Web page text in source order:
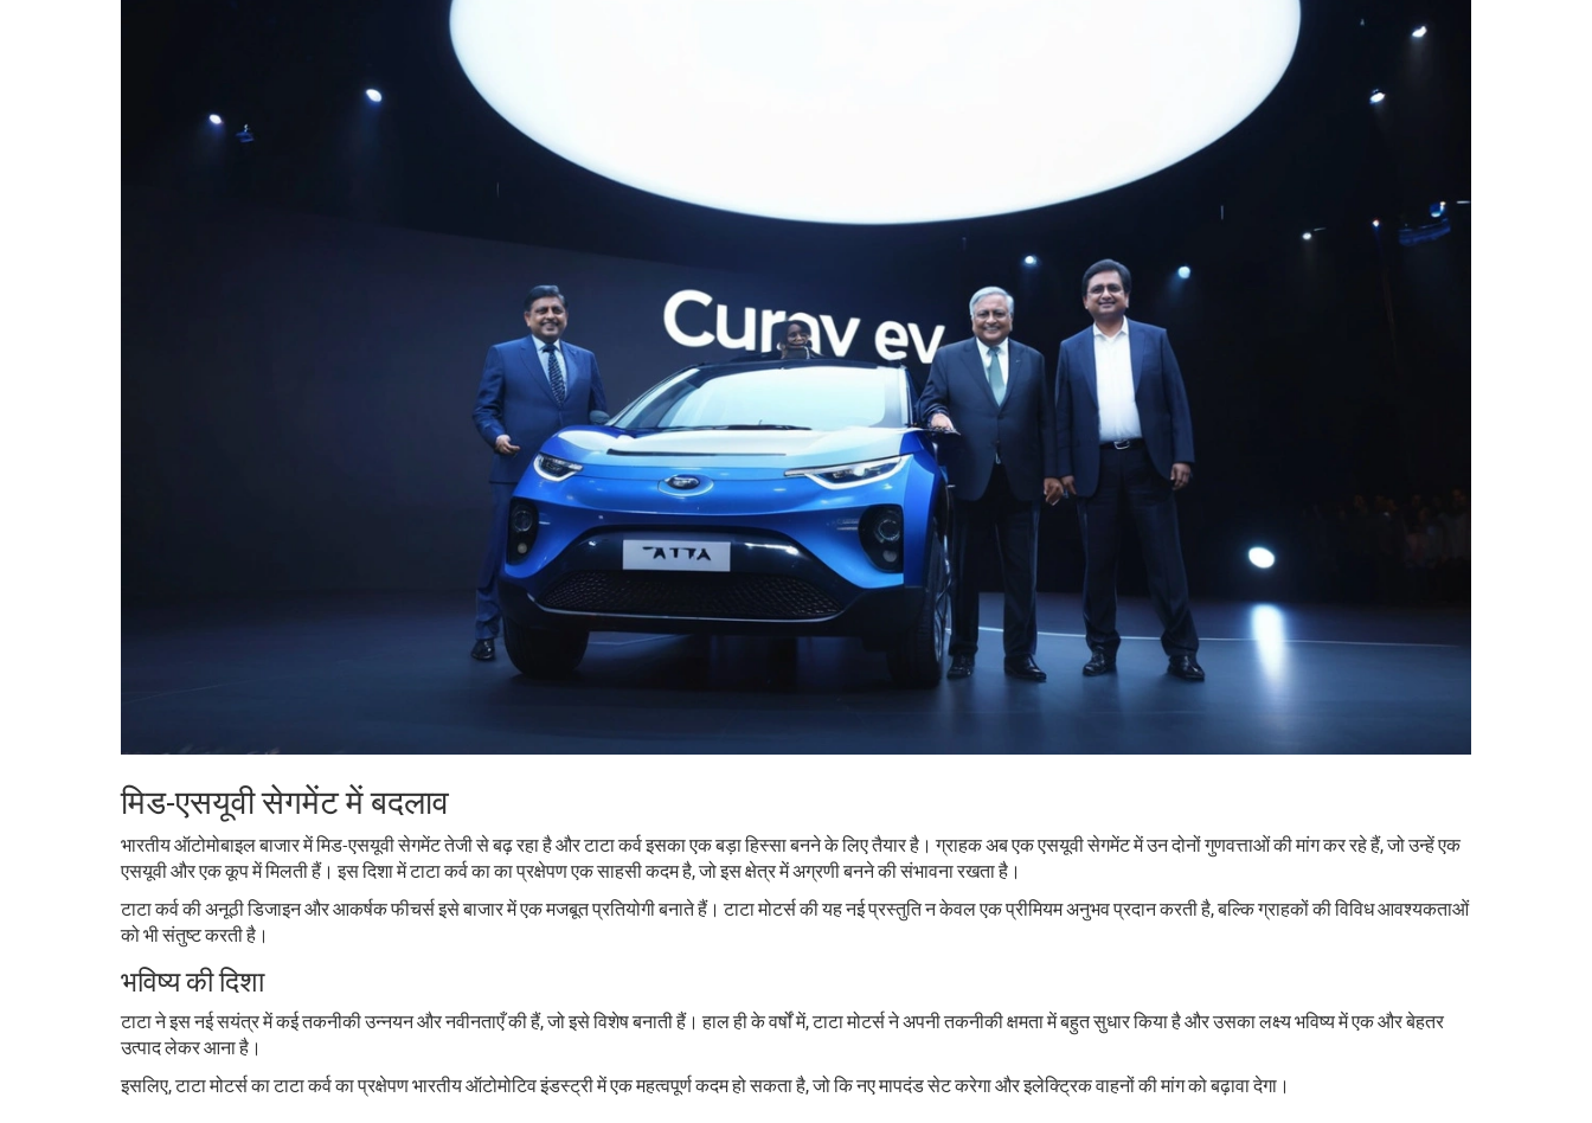
मिड-एसयूवी सेगमेंट में बदलाव
भारतीय ऑटोमोबाइल बाजार में मिड-एसयूवी सेगमेंट तेजी से बढ़ रहा है और टाटा कर्व इसका एक बड़ा हिस्सा बनने के लिए तैयार है। ग्राहक अब एक एसयूवी सेगमेंट में उन दोनों गुणवत्ताओं की मांग कर रहे हैं, जो उन्हें एक
एसयूवी और एक कूप में मिलती हैं। इस दिशा में टाटा कर्व का का प्रक्षेपण एक साहसी कदम है, जो इस क्षेत्र में अग्रणी बनने की संभावना रखता है।
टाटा कर्व की अनूठी डिजाइन और आकर्षक फीचर्स इसे बाजार में एक मजबूत प्रतियोगी बनाते हैं। टाटा मोटर्स की यह नई प्रस्तुति न केवल एक प्रीमियम अनुभव प्रदान करती है, बल्कि ग्राहकों की विविध आवश्यकताओं
को भी संतुष्ट करती है।
भविष्य की दिशा
टाटा ने इस नई सयंत्र में कई तकनीकी उन्नयन और नवीनताएँ की हैं, जो इसे विशेष बनाती हैं। हाल ही के वर्षों में, टाटा मोटर्स ने अपनी तकनीकी क्षमता में बहुत सुधार किया है और उसका लक्ष्य भविष्य में एक और बेहतर
उत्पाद लेकर आना है।
इसलिए, टाटा मोटर्स का टाटा कर्व का प्रक्षेपण भारतीय ऑटोमोटिव इंडस्ट्री में एक महत्वपूर्ण कदम हो सकता है, जो कि नए मापदंड सेट करेगा और इलेक्ट्रिक वाहनों की मांग को बढ़ावा देगा।